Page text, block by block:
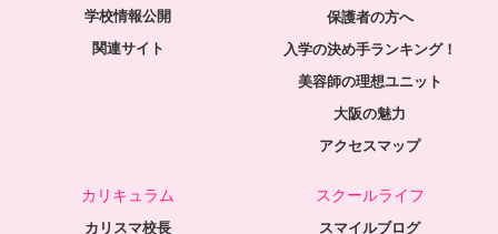
学校情報公開
関連サイト
保護者の方へ
入学の決め手ランキング！
美容師の理想ユニット
大阪の魅力
アクセスマップ
カリキュラム
カリスマ校長
スクールライフ
スマイルブログ